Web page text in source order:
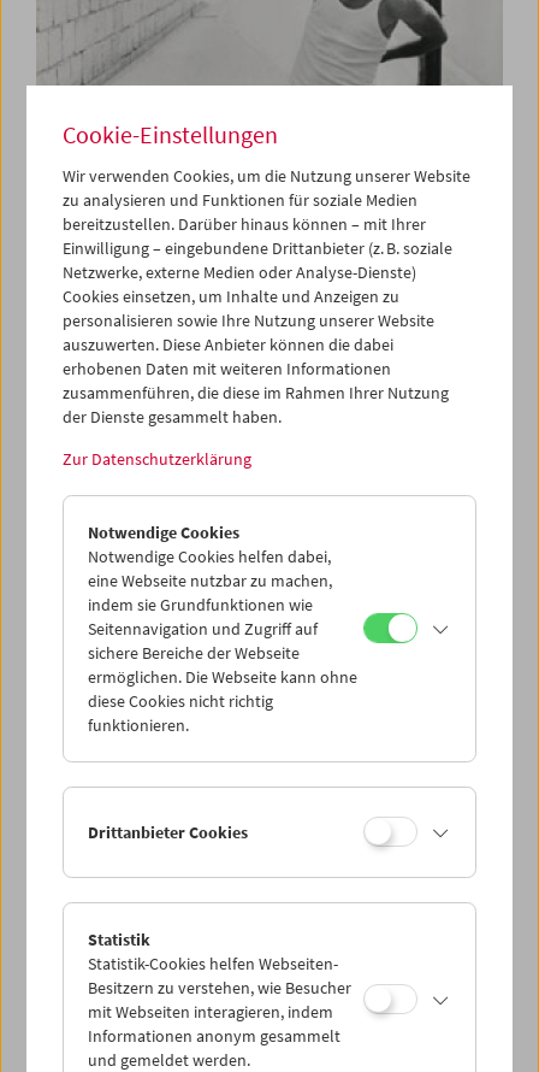
Rom
Eine Stadt im Film, 1945-1980
Guy Debord
Cookie-Einstellungen
Wir verwenden Cookies, um die Nutzung unserer Website
zu analysieren und Funktionen für soziale Medien
bereitzustellen. Darüber hinaus können – mit Ihrer
Einwilligung – eingebundene Drittanbieter (z. B. soziale
Netzwerke, externe Medien oder Analyse-Dienste)
Cookies einsetzen, um Inhalte und Anzeigen zu
personalisieren sowie Ihre Nutzung unserer Website
auszuwerten. Diese Anbieter können die dabei
erhobenen Daten mit weiteren Informationen
zusammenführen, die diese im Rahmen Ihrer Nutzung
der Dienste gesammelt haben.
Zur Datenschutzerklärung
Notwendige Cookies
Notwendige Cookies helfen dabei,
eine Webseite nutzbar zu machen,
indem sie Grundfunktionen wie
Seitennavigation und Zugriff auf
sichere Bereiche der Webseite
ermöglichen. Die Webseite kann ohne
diese Cookies nicht richtig
funktionieren.
Drittanbieter Cookies
Statistik
Statistik-Cookies helfen Webseiten-
Besitzern zu verstehen, wie Besucher
mit Webseiten interagieren, indem
Informationen anonym gesammelt
und gemeldet werden.